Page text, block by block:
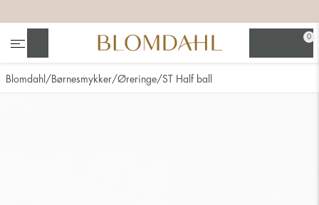
0
Blomdahl Børnesmykker Øreringe ST Half ball